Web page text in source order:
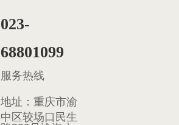
023-
68801099
服务热线
地址： 重庆市渝
中区较场口民生